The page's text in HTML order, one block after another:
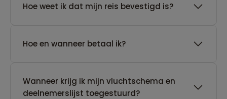
Hoe weet ik dat mijn reis bevestigd is?
Hoe en wanneer betaal ik?
Wanneer krijg ik mijn vluchtschema en
deelnemerslijst toegestuurd?